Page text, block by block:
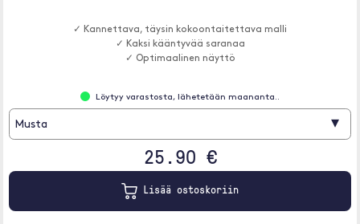
✓ Kannettava, täysin kokoontaitettava malli
✓ Kaksi kääntyvää saranaa
✓ Optimaalinen näyttö
Löytyy varastosta, lähetetään maananta..
Musta ▾
25.90 €
Lisää ostoskoriin